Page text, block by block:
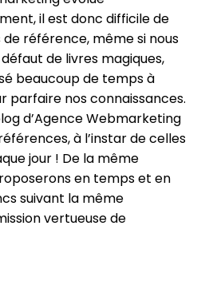
il est donc difficile de
référence, même si nous
de livres magiques,
beaucoup de temps à
parfaire nos connaissances.
d’Agence Webmarketing
à l’instar de celles
jour ! De la même
en temps et en
suivant la même
vertueuse de